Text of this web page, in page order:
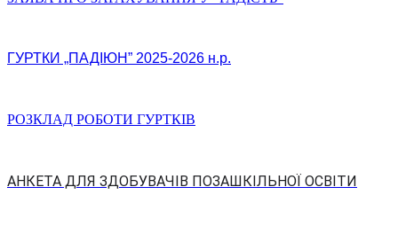
ГУРТКИ „ПАДІЮН” 2025-2026 н.р.
РОЗКЛАД РОБОТИ ГУРТКІВ
АНКЕТА ДЛЯ ЗДОБУВАЧІВ ПОЗАШКІЛЬНОЇ ОСВІТИ